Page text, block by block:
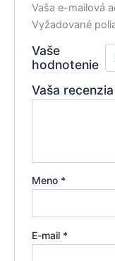
Vaša e-mailová
Vyžadované
Vaše
hodnotenie
Vaša recenzia
Meno *
E-mail *